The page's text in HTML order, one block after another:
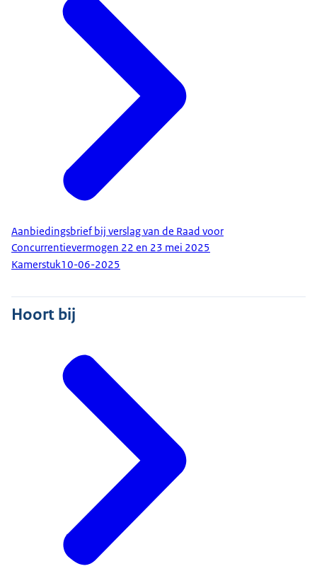
Aanbiedingsbrief bij verslag van de Raad voor
Concurrentievermogen 22 en 23 mei 2025
Kamerstuk10-06-2025
Hoort bij